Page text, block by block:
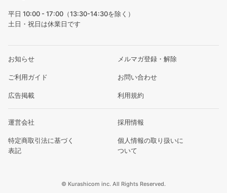
平日 10:00 - 17:00（13:30-14:30を除く）
土日・祝日は休業日です
お知らせ メルマガ登録・解除
ご利用ガイド お問い合わせ
広告掲載 利用規約
運営会社 採用情報
特定商取引法に基づく
表記
個人情報の取り扱いに
ついて
© Kurashicom inc. All Rights Reserved.